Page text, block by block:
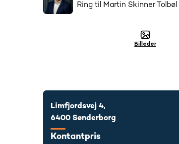
Ring til Martin Skinner Tolbøl
Billeder
Limfjordsvej 4,
6400 Sønderborg
Kontantpris